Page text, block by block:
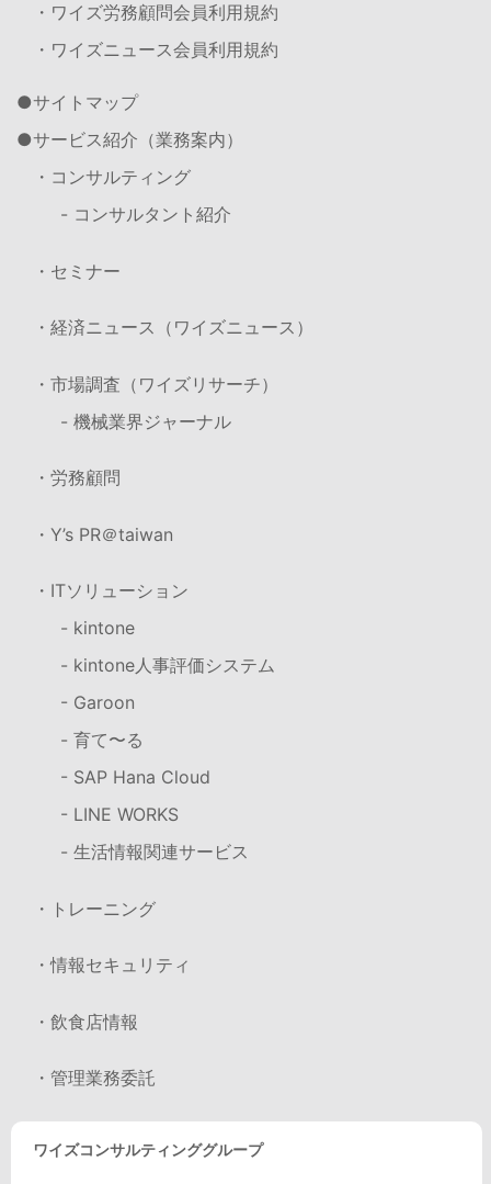
・ワイズ労務顧問会員利用規約
・ワイズニュース会員利用規約
サイトマップ
サービス紹介（業務案内）
・コンサルティング
- コンサルタント紹介
・セミナー
・経済ニュース（ワイズニュース）
・市場調査（ワイズリサーチ）
- 機械業界ジャーナル
・労務顧問
・Y’s PR＠taiwan
・ITソリューション
- kintone
- kintone人事評価システム
- Garoon
- 育て〜る
- SAP Hana Cloud
- LINE WORKS
- 生活情報関連サービス
・トレーニング
・情報セキュリティ
・飲食店情報
・管理業務委託
ワイズコンサルティンググループ